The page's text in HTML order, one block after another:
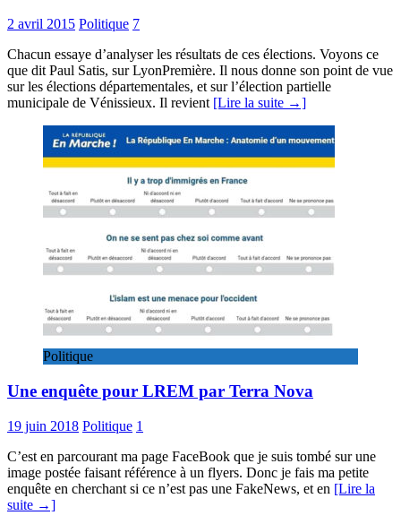
2 avril 2015 Politique 7
Chacun essaye d’analyser les résultats de ces élections. Voyons ce
que dit Paul Satis, sur LyonPremière. Il nous donne son point de vue
sur les élections départementales, et sur l’élection partielle
municipale de Vénissieux. Il revient [Lire la suite →]
Politique
Une enquête pour LREM par Terra Nova
19 juin 2018 Politique 1
C’est en parcourant ma page FaceBook que je suis tombé sur une
image postée faisant référence à un flyers. Donc je fais ma petite
enquête en cherchant si ce n’est pas une FakeNews, et en [Lire la
suite →]